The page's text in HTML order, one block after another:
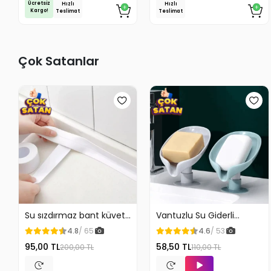
Ücretsiz
Kargo!
Hızlı
Teslimat
Hızlı
Teslimat
Çok Satanlar
Su sızdırmaz bant küvet
Tezgah tamir bandı
4.8/ 65
95,00 TL200,00 TL
Vantuzlu Su Giderli
Sabunluk Kaymaz
4.6/ 53
58,50 TL110,00 TL